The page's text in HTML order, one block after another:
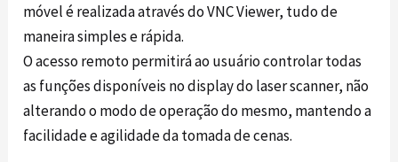
móvel é realizada através do VNC Viewer, tudo de
maneira simples e rápida.
O acesso remoto permitirá ao usuário controlar todas
as funções disponíveis no display do laser scanner, não
alterando o modo de operação do mesmo, mantendo a
facilidade e agilidade da tomada de cenas.